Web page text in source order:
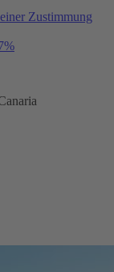
Zustimmung